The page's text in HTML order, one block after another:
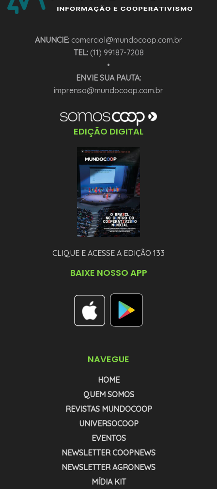
ANUNCIE: comercial@mundocoop.com.br
TEL:(11) 99187-7208
•
ENVIE SUA PAUTA:
imprensa@mundocoop.com.br
EDIÇÃO DIGITAL
CLIQUE E ACESSE A EDIÇÃO 133
BAIXE NOSSO APP
NAVEGUE
HOME
QUEM SOMOS
REVISTAS MUNDOCOOP
UNIVERSOCOOP
EVENTOS
NEWSLETTER COOPNEWS
NEWSLETTER AGRONEWS
MÍDIA KIT